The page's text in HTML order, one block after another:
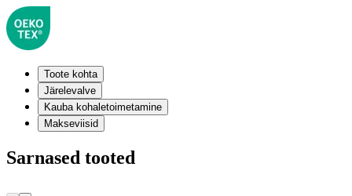
Toote kohta
Järelevalve
Kauba kohaletoimetamine
Makseviisid
Sarnased tooted